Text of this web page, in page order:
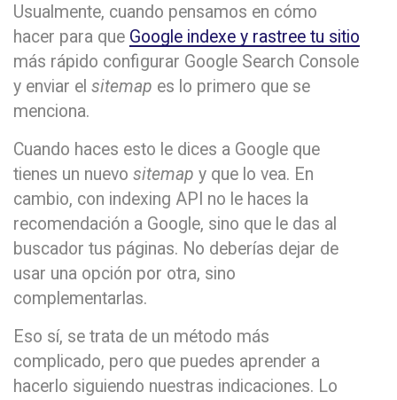
Usualmente, cuando pensamos en cómo
hacer para que Google indexe y rastree tu sitio
más rápido configurar Google Search Console
y enviar el sitemap es lo primero que se
menciona.
Cuando haces esto le dices a Google que
tienes un nuevo sitemap y que lo vea. En
cambio, con indexing API no le haces la
recomendación a Google, sino que le das al
buscador tus páginas. No deberías dejar de
usar una opción por otra, sino
complementarlas.
Eso sí, se trata de un método más
complicado, pero que puedes aprender a
hacerlo siguiendo nuestras indicaciones. Lo